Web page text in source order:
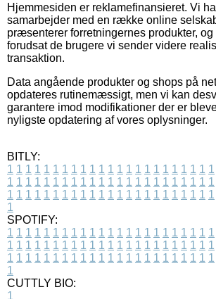
Hjemmesiden er reklamefinansieret. Vi
samarbejder med en række online
præsenterer forretningernes produkter,
forudsat de brugere vi sender videre
transaktion.
Data angående produkter og shops på
opdateres rutinemæssigt, men vi kan
garantere imod modifikationer der er
nyligste opdatering af vores oplysninger.
BITLY:
1 1 1 1 1 1 1 1 1 1 1 1 1 1 1 1 1 1 1 1 1 1 1
1 1 1 1 1 1 1 1 1 1 1 1 1 1 1 1 1 1 1 1 1 1 1
1 1 1 1 1 1 1 1 1 1 1 1 1 1 1 1 1 1 1 1 1 1 1
1
SPOTIFY:
1 1 1 1 1 1 1 1 1 1 1 1 1 1 1 1 1 1 1 1 1 1 1
1 1 1 1 1 1 1 1 1 1 1 1 1 1 1 1 1 1 1 1 1 1 1
1 1 1 1 1 1 1 1 1 1 1 1 1 1 1 1 1 1 1 1 1 1 1
1
CUTTLY BIO:
1